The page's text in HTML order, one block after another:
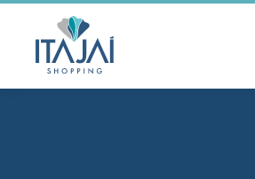
Ver
local
Divulgue suas
promoções no
shopping.